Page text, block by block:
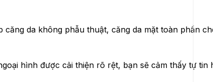
da không phẫu thuật, căng da mặt toàn phần
hình được cải thiện rõ rệt, bạn sẽ cảm thấy tự tin